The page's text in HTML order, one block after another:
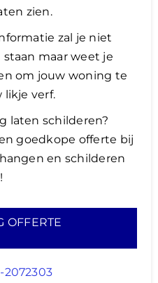
zien.
zal je niet
maar weet je
om jouw woning te
likje verf.
laten schilderen?
goedkope offerte bij
en schilderen
OFFERTE
2072303